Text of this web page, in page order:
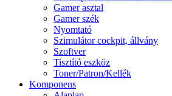
Gamer asztal
Gamer szék
Nyomtató
Szimulátor cockpit, állvány
Szoftver
Tisztító eszköz
Toner/Patron/Kellék
Komponens